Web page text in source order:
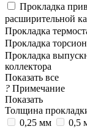
Прокладка
расширительной
Прокладка
Прокладка
Прокладка
коллектора
Показать все
? Примечание
Показать
Толщина
0,25 мм
0,5